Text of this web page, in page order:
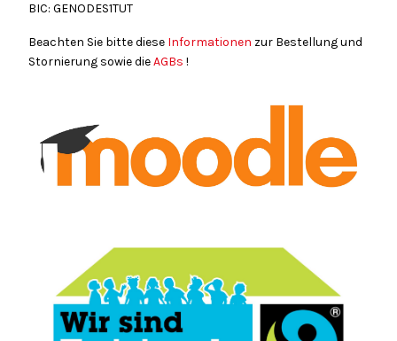
BIC: GENODES1TUT
Beachten Sie bitte diese Informationen zur Bestellung und
Stornierung sowie dieAGBs !